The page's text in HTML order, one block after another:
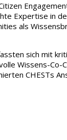
Expertise in
als
sich mit
Wissens-
CHESTs